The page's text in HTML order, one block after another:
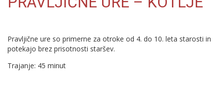
Pravljične ure so primerne za otroke od 4. do 10. leta starosti in
potekajo brez prisotnosti staršev.
Trajanje: 45 minut